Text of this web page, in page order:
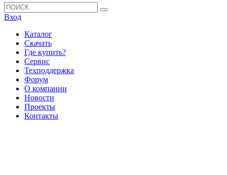
Вход
Каталог
Скачать
Где купить?
Сервис
Техподдержка
Форум
О компании
Новости
Проекты
Контакты